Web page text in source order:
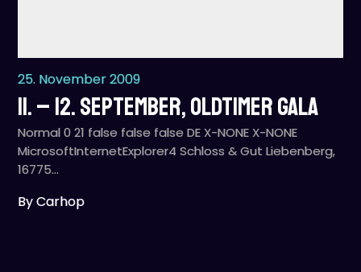
25. November 2009
11. – 12. September, Oldtimer Gala
Normal 0 21 false false false DE X-NONE X-NONE
MicrosoftInternetExplorer4 Schloss & Gut Liebenberg,
16775…
By Carhop